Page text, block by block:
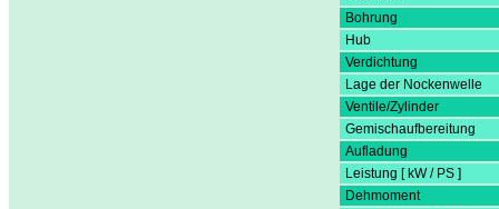
Bohrung
Hub
Verdichtung
Lage der Nockenwelle
Ventile/Zylinder
Gemischaufbereitung
Aufladung
Leistung [ kW / PS ]
Dehmoment